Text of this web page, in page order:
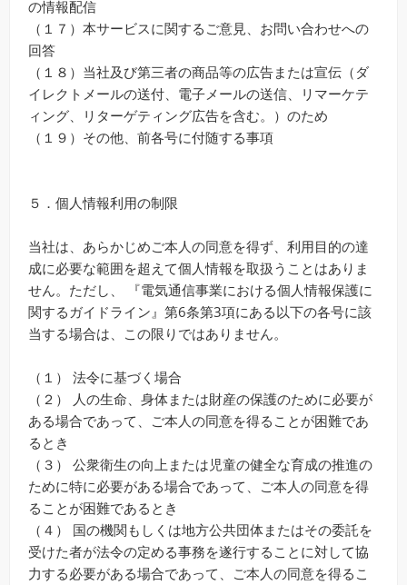
の情報配信
（１７）本サービスに関するご意見、お問い合わせへの
回答
（１８）当社及び第三者の商品等の広告または宣伝（ダ
イレクトメールの送付、電子メールの送信、リマーケテ
ィング、リターゲティング広告を含む。）のため
（１９）その他、前各号に付随する事項
５．個人情報利用の制限
当社は、あらかじめご本人の同意を得ず、利用目的の達
成に必要な範囲を超えて個人情報を取扱うことはありま
せん。ただし、 『電気通信事業における個人情報保護に
関するガイドライン』第6条第3項にある以下の各号に該
当する場合は、この限りではありません。
（１） 法令に基づく場合
（２） 人の生命、身体または財産の保護のために必要が
ある場合であって、ご本人の同意を得ることが困難であ
るとき
（３） 公衆衛生の向上または児童の健全な育成の推進の
ために特に必要がある場合であって、ご本人の同意を得
ることが困難であるとき
（４） 国の機関もしくは地方公共団体またはその委託を
受けた者が法令の定める事務を遂行することに対して協
力する必要がある場合であって、ご本人の同意を得るこ